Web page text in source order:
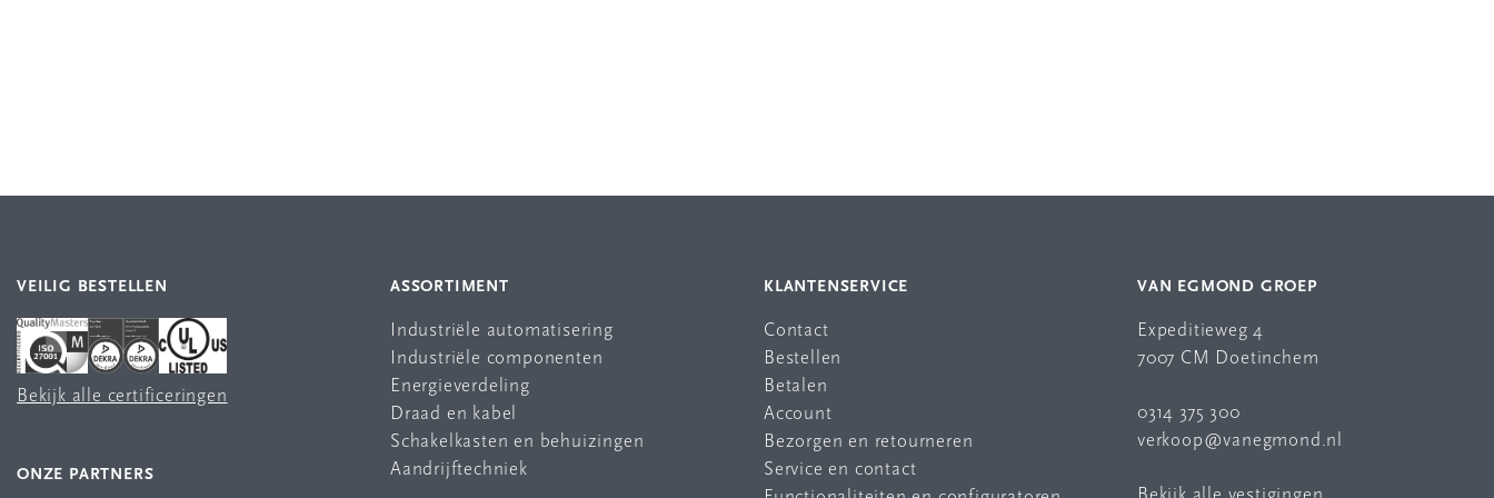
VEILIG BESTELLEN
Bekijk alle certificeringen
ONZE PARTNERS
ASSORTIMENT
Industriële automatisering
Industriële componenten
Energieverdeling
Draad en kabel
Schakelkasten en behuizingen
Aandrijftechniek
KLANTENSERVICE
Contact
Bestellen
Betalen
Account
Bezorgen en retourneren
Service en contact
VAN EGMOND GROEP
Expeditieweg 4
7007 CM Doetinchem
0314 375 300
verkoop@vanegmond.nl